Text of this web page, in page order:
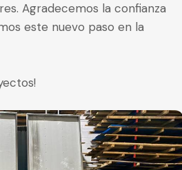
Agradecemos la confianza
este nuevo paso en la